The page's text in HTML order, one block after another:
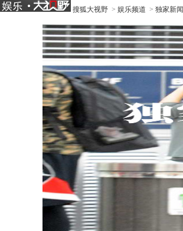
搜狐大视野 > 娱乐频道 > 独家新闻